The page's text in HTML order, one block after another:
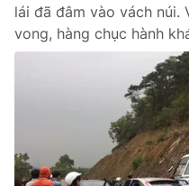
lái đã đâm vào vách núi.
vong, hàng chục hành